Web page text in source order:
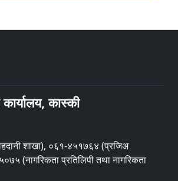
कास्की
शाखा), ०६१-४५१७६४ (प्रजिअ
(नागरिकता प्रतिलिपी तथा नागरिकता